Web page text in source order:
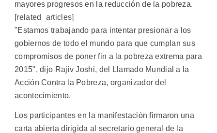
mayores progresos en la reducción de la pobreza.
[related_articles]
"Estamos trabajando para intentar presionar a los
gobiernos de todo el mundo para que cumplan sus
compromisos de poner fin a la pobreza extrema para
2015", dijo Rajiv Joshi, del Llamado Mundial a la
Acción Contra la Pobreza, organizador del
acontecimiento.
Los participantes en la manifestación firmaron una
carta abierta dirigida al secretario general de la